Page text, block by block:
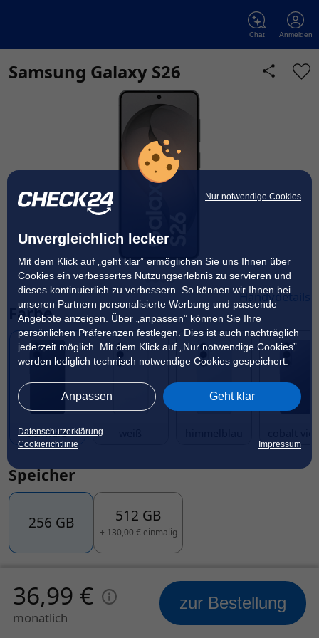
Nur notwendige Cookies
Unvergleichlich lecker
Mit dem Klick auf „geht klar” ermöglichen Sie uns Ihnen über
Cookies ein verbessertes Nutzungserlebnis zu servieren und
dieses kontinuierlich zu verbessern. So können wir Ihnen bei
unseren Partnern personalisierte Werbung und passende
Angebote anzeigen. Über „anpassen” können Sie Ihre
persönlichen Präferenzen festlegen. Dies ist auch nachträglich
jederzeit möglich. Mit dem Klick auf „Nur notwendige Cookies”
werden lediglich technisch notwendige Cookies gespeichert.
Anpassen Geht klar
Datenschutzerklärung
Cookierichtlinie
Impressum
Anmelden
Chat
Wonach suchen Sie?
Samsung Galaxy S26
Handydetails
Farbe
schwarz
Speicher
256 GB 512 GB
+ 130,00 € einmalig
Um Lieferverzögerungen zu vermeiden, beachten Sie
mögliche Rückfragen von
LogiTel und klarmobil
36,99 €
monatlich
zur Bestellung